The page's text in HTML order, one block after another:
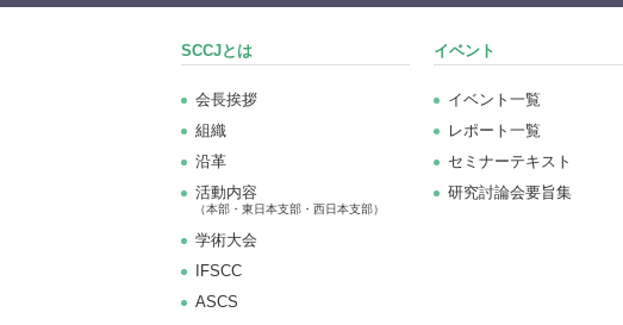
SCCJとは
会長挨拶
組織
沿革
活動内容
（本部・東日本支部・西日本支部）
学術大会
IFSCC
ASCS
イベント
イベント一覧
レポート一覧
セミナーテキスト
研究討論会要旨集